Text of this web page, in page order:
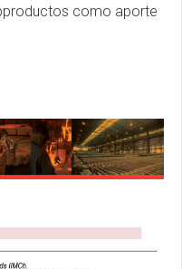
como aporte